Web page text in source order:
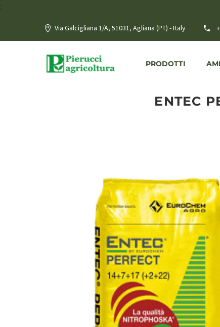
;
Via Galcigliana 1/A, 51031, Agliana (PT) - Italy
PRODOTTI
ENTEC